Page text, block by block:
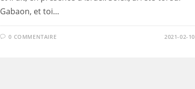
Gabaon, et toi…
0 COMMENTAIRE 2021-02-10